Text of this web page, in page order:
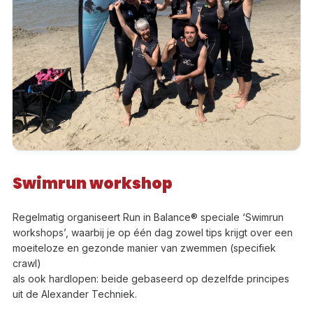
Swimrun workshop
Regelmatig organiseert Run in Balance® speciale ‘Swimrun
workshops’, waarbij je op één dag zowel tips krijgt over een
moeiteloze en gezonde manier van zwemmen (specifiek
crawl)
als ook hardlopen: beide gebaseerd op dezelfde principes
uit de Alexander Techniek.